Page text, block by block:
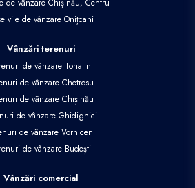
de vânzare Chișinău, Centru
vile de vânzare Onițcani
Vânzări terenuri
de vânzare Tohatin
de vânzare Chetrosu
de vânzare Chișinău
de vânzare Ghidighici
de vânzare Vorniceni
de vânzare Budești
Vânzări comercial